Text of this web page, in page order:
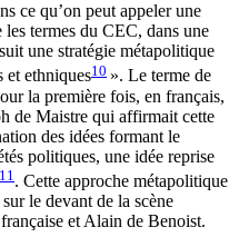
ce qu’on peut appeler une
termes du CEC, dans une
une stratégie métapolitique
et ethniques10 ». Le terme de
la première fois, en français,
de Maistre qui affirmait cette
des idées formant le
politiques, une idée reprise
11 . Cette approche métapolitique
le devant de la scène
et Alain de Benoist.